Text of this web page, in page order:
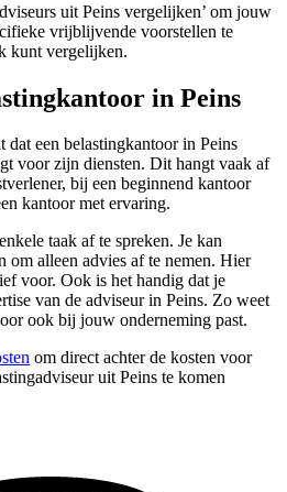
uit Peins vergelijken’ om jouw
vrijblijvende voorstellen te
kunt vergelijken.
in Peins
een belastingkantoor in Peins
voor zijn diensten. Dit hangt vaak af
bij een beginnend kantoor
kantoor met ervaring.
taak af te spreken. Je kan
om alleen advies af te nemen. Hier
voor. Ook is het handig dat je
van de adviseur in Peins. Zo weet
ook bij jouw onderneming past.
om direct achter de kosten voor
uit Peins te komen